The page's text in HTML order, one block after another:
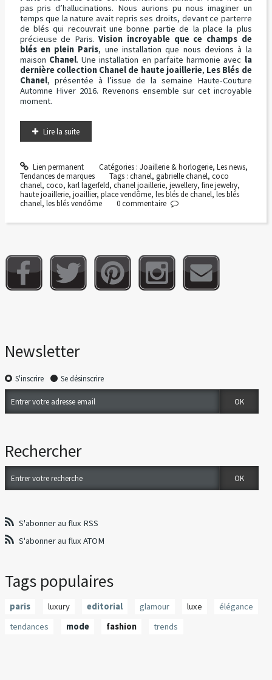
pas pris d’hallucinations. Nous aurions pu nous imaginer un
temps que la nature avait repris ses droits, devant ce parterre
de blés qui recouvrait une bonne partie de la place la plus
précieuse de Paris.Vision incroyable que ce champs de
blés en plein Paris, une installation que nous devions à la
maison Chanel. Une installation en parfaite harmonie avec la
dernière collection Chanel de haute joaillerie, Les Blés de
Chanel, présentée à l’issue de la semaine Haute-Couture
Automne Hiver 2016. Revenons ensemble sur cet incroyable
moment.
Lire la suite
Lien permanent Catégories : Joaillerie & horlogerie, Les news,
Tendances de marques
Tags :chanel,gabrielle chanel,coco
chanel, coco, karl lagerfeld, chanel joaillerie, jewellery, fine jewelry,
haute joaillerie, joaillier, place vendôme, les blés de chanel, les blés
chanel, les blés vendôme 0commentaire
Newsletter
S'inscrire Se désinscrire
Rechercher
S'abonner au flux RSS
S'abonner au flux ATOM
Tags populaires
paris luxury editorial glamour luxe
élégance
tendances
mode fashion trends